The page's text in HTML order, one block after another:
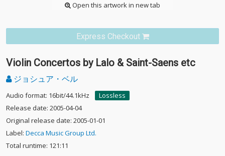
Open this artwork in new tab
Express Checkout
Violin Concertos by Lalo & Saint-Saens etc
ジョシュア・ベル
Audio format: 16bit/44.1kHz
Lossless
Release date: 2005-04-04
Original release date: 2005-01-01
Label: Decca Music Group Ltd.
Total runtime: 121:11